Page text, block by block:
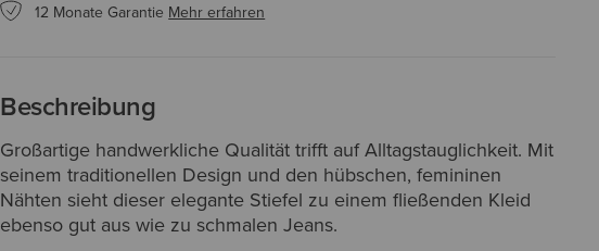
12 Monate Garantie Mehr erfahren
Beschreibung
Großartige handwerkliche Qualität trifft auf Alltagstauglichkeit. Mit
seinem traditionellen Design und den hübschen, femininen
Nähten sieht dieser elegante Stiefel zu einem fließenden Kleid
ebenso gut aus wie zu schmalen Jeans.